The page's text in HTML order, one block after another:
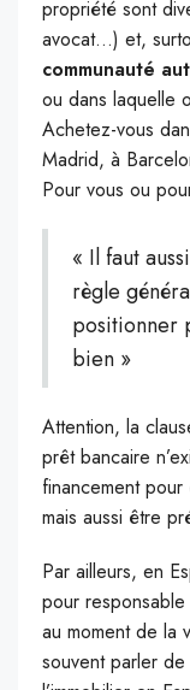
propriété sont
avocat…) et,
communauté
ou dans laquelle
Achetez-vous
Madrid, à
Pour vous ou
« Il faut
règle
positionner
bien »
Attention, la
prêt bancaire
financement
mais aussi être
Par ailleurs, en
pour
au moment de la
souvent parler